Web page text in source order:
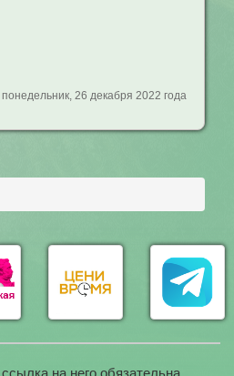
понедельник, 26 декабря 2022 года
на него обязательна.